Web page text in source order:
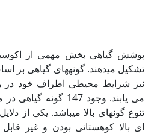
پوشش گیاهی بخش مهمی از
تشکیل می­دهند. گونه­های گیاهی
نیز شرایط محیطی اطراف خود در
می یابند. وجود 147
تنوع گونه­ای بالا می­باشد. یکی از
ای بالا کوهستانی بودن و غیر